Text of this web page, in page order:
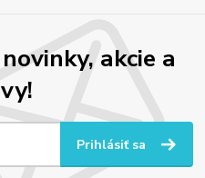
akcie a
Prihlásiť sa